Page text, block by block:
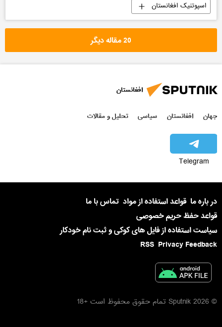
اسپوتنیک افغانستان
20 مقاله دیگر
افغانستان
جهان افغانستان سیاسی تحلیل و مقالات
Telegram
در باره ما قواعد استفاده از مواد تماس با ما
قواعد حفظ حریم خصوصی
سیاست استفاده از فایل های کوکی و ثبت نام خودکار
Privacy Feedback
RSS
© 2026 Sputnik تمام حقوق محفوظ است +18